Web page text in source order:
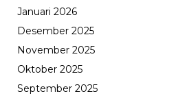
Januari 2026
Desember 2025
November 2025
Oktober 2025
September 2025